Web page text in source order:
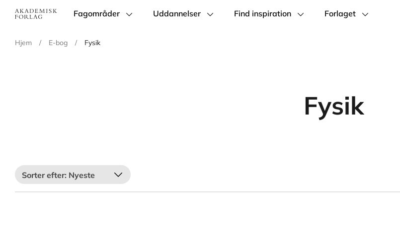
Main
Fagområder Uddannelser Find inspiration Forlaget
Hjem / E-bog / Fysik
Fysik
Nyeste